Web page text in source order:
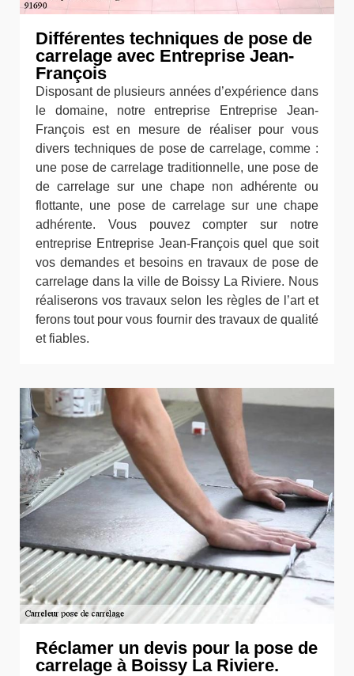
Différentes techniques de pose de
carrelage avec Entreprise Jean-
François
Disposant de plusieurs années d’expérience dans
le domaine, notre entreprise Entreprise Jean-
François est en mesure de réaliser pour vous
divers techniques de pose de carrelage, comme :
une pose de carrelage traditionnelle, une pose de
de carrelage sur une chape non adhérente ou
flottante, une pose de carrelage sur une chape
adhérente. Vous pouvez compter sur notre
entreprise Entreprise Jean-François quel que soit
vos demandes et besoins en travaux de pose de
carrelage dans la ville de Boissy La Riviere. Nous
réaliserons vos travaux selon les règles de l’art et
ferons tout pour vous fournir des travaux de qualité
et fiables.
Réclamer un devis pour la pose de
carrelage à Boissy La Riviere.